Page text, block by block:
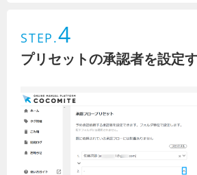
STEP.4
プリセットの承認者を設定